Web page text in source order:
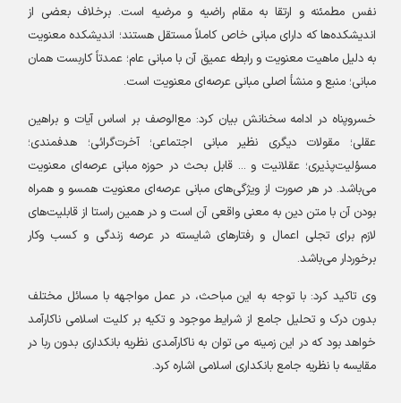
نفس مطمئنه و ارتقا به مقام راضیه و مرضیه است. برخلاف بعضی از
اندیشكده‌ها كه دارای مبانی خاص كاملاً مستقل هستند؛ اندیشكده معنویت
به دلیل ماهیت معنویت و رابطه عمیق آن با مبانی عام؛ عمدتاً كاربست همان
مبانی؛ منبع و منشأ اصلی مبانی عرصه‌ای معنویت است.
خسروپناه در ادامه سخنانش بیان کرد: مع‌الوصف بر اساس آیات و براهین
عقلی؛ مقولات دیگری نظیر مبانی اجتماعی؛ آخرت‌گرائی؛ هدفمندی؛
مسؤلیت‌پذیری؛ عقلانیت و ... قابل بحث در حوزه مبانی عرصه‌ای معنویت
می‌باشد. در هر صورت از ویژگی‌های مبانی عرصه‌ای معنویت همسو و همراه
بودن آن با متن دین به معنی واقعی آن است و در همین راستا از قابلیت‌های
لازم برای تجلی اعمال و رفتارهای شایسته در عرصه زندگی و كسب وكار
برخوردار می‌باشد.
وی تاکید کرد: با توجه به این مباحث، در عمل مواجهه با مسائل مختلف
بدون درک و تحلیل جامع از شرایط موجود و تکیه بر کلیت اسلامی ناکارآمد
خواهد بود که در این زمینه می توان به ناکارآمدی نظریه بانکداری بدون ربا در
مقایسه با نظریه جامع بانکداری اسلامی اشاره کرد.